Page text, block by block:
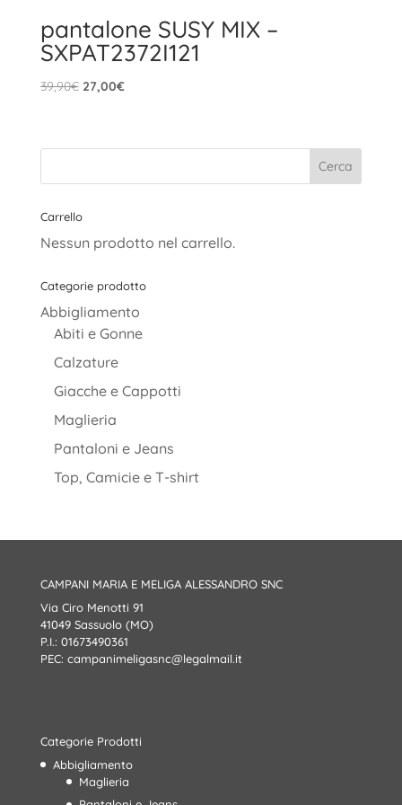
pantalone SUSY MIX –
SXPAT2372I121
39,90€ Il
era:
27,00€Il
è:
Carrello
Nessun prodotto nel carrello.
Categorie prodotto
Abbigliamento
Abiti e Gonne
Calzature
Giacche e Cappotti
Maglieria
Pantaloni e Jeans
Top, Camicie e T-shirt
CAMPANI MARIA E MELIGA ALESSANDRO SNC
Via Ciro Menotti 91
41049 Sassuolo (MO)
P.I.: 01673490361
PEC: campanimeligasnc@legalmail.it
Categorie Prodotti
Abbigliamento
Maglieria